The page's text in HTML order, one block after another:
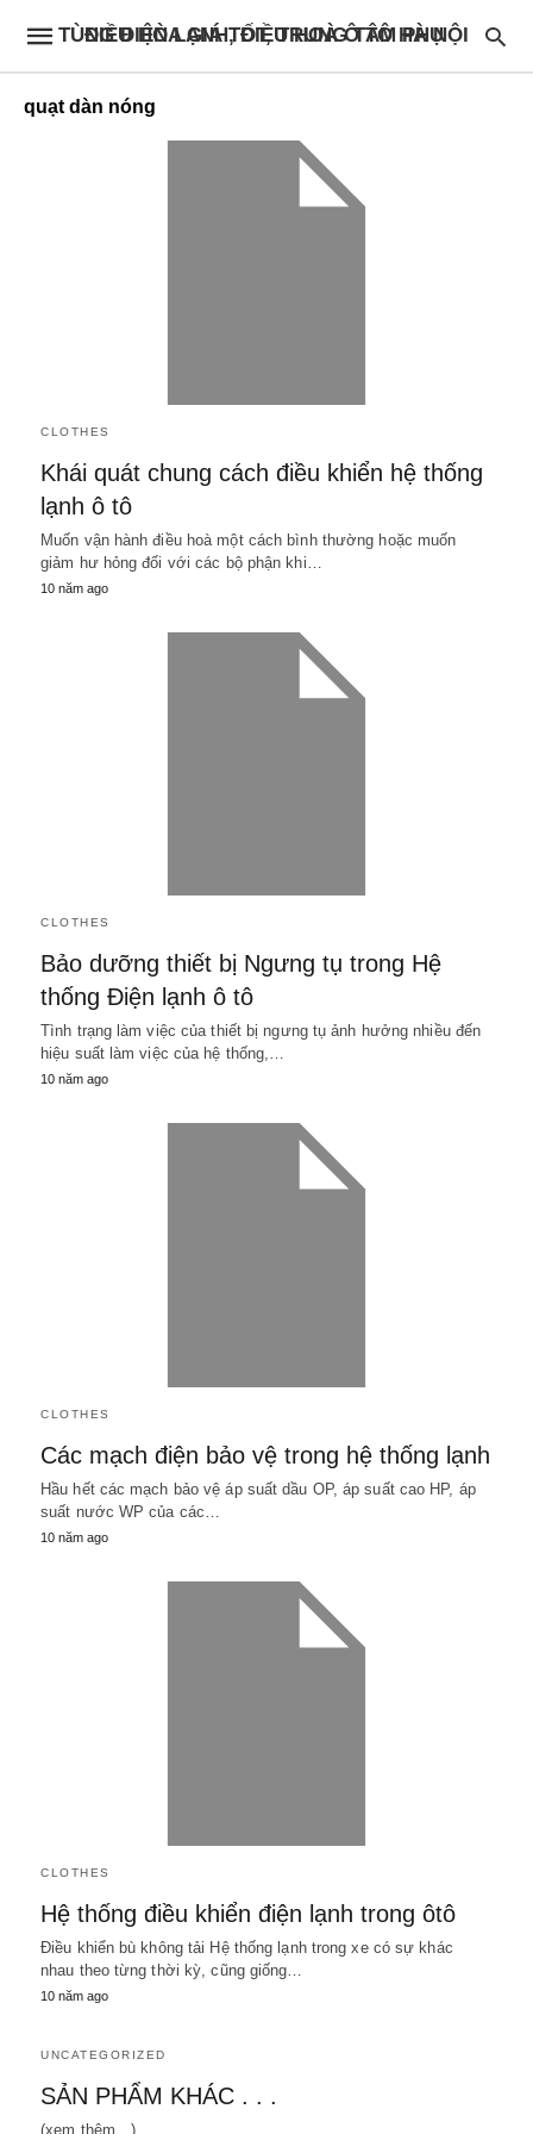
ĐIỀU HÒA GIÁ TỐT, TRUNG TÂM PHỤ TÙNG ĐIỆN LẠNH, ĐIỀU HOÀ Ô TÔ HÀ NỘI
quạt dàn nóng
CLOTHES
Khái quát chung cách điều khiển hệ thống
lạnh ô tô
Muốn vận hành điều hoà một cách bình thường hoặc muốn
giảm hư hỏng đối với các bộ phận khi…
10 năm ago
CLOTHES
Bảo dưỡng thiết bị Ngưng tụ trong Hệ
thống Điện lạnh ô tô
Tình trạng làm việc của thiết bị ngưng tụ ảnh hưởng nhiều đến
hiệu suất làm việc của hệ thống,…
10 năm ago
CLOTHES
Các mạch điện bảo vệ trong hệ thống lạnh
Hầu hết các mạch bảo vệ áp suất dầu OP, áp suất cao HP, áp
suất nước WP của các…
10 năm ago
CLOTHES
Hệ thống điều khiển điện lạnh trong ôtô
Điều khiển bù không tải Hệ thống lạnh trong xe có sự khác
nhau theo từng thời kỳ, cũng giống…
10 năm ago
UNCATEGORIZED
SẢN PHẨM KHÁC . . .
(xem thêm…)